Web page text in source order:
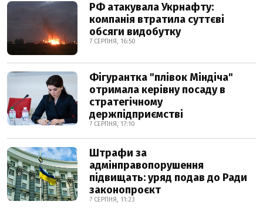
РФ атакувала Укрнафту:
компанія втратила суттєві
обсяги видобутку
7 СЕРПНЯ, 16:50
Фігурантка "плівок Міндіча"
отримала керівну посаду в
стратегічному
держпідприємстві
7 СЕРПНЯ, 17:10
Штрафи за
адмінправопорушення
підвищать: уряд подав до Ради
законопроєкт
7 СЕРПНЯ, 11:23